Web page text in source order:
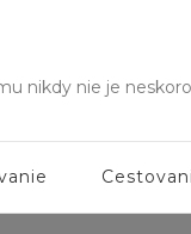
nikdy nie je